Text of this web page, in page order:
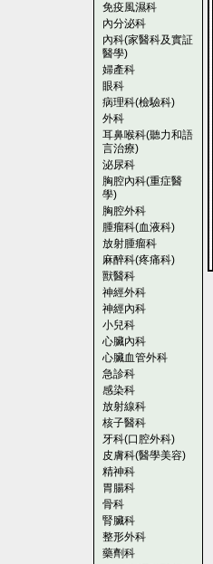
免疫風濕科
內分泌科
內科(家醫科及實証
醫學)
婦產科
眼科
病理科(檢驗科)
外科
耳鼻喉科(聽力和語
言治療)
泌尿科
胸腔內科(重症醫
學)
胸腔外科
腫瘤科(血液科)
放射腫瘤科
麻醉科(疼痛科)
獸醫科
神經外科
神經內科
小兒科
心臟內科
心臟血管外科
急診科
感染科
放射線科
核子醫科
牙科(口腔外科)
皮膚科(醫學美容)
精神科
胃腸科
骨科
腎臟科
整形外科
藥劑科